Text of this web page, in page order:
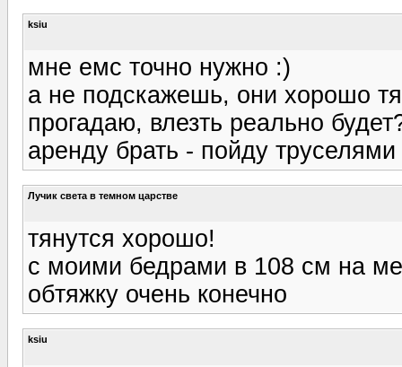
ksiu
мне емс точно нужно :)
а не подскажешь, они хорошо
прогадаю, влезть реально
аренду брать - пойду труселями
Лучик света в темном царстве
тянутся хорошо!
с моими бедрами в 108 см на
обтяжку очень конечно
ksiu